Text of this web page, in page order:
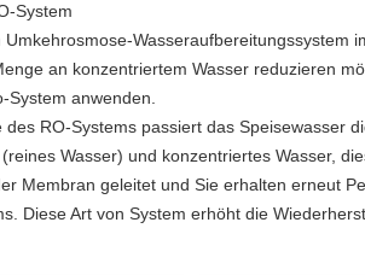
System
Wasseraufbereitungssystem
an konzentriertem Wasser reduzieren
System anwenden.
des RO-Systems passiert das Speisewasser
Wasser) und konzentriertes Wasser,
Membran geleitet und Sie erhalten erneut
Diese Art von System erhöht die